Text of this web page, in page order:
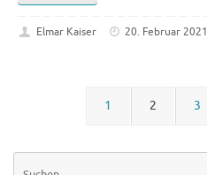
Elmar Kaiser 20. Februar 2021
1 2 3